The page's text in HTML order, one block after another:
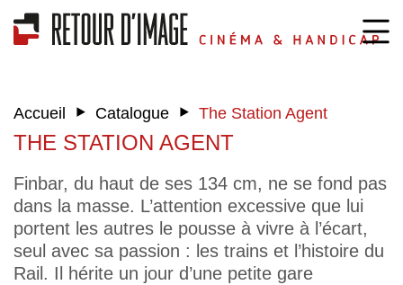
Accueil ‣ Catalogue ‣ The Station Agent
THE STATION AGENT
Finbar, du haut de ses 134 cm, ne se fond pas
dans la masse. L’attention excessive que lui
portent les autres le pousse à vivre à l’écart,
seul avec sa passion : les trains et l’histoire du
Rail. Il hérite un jour d’une petite gare